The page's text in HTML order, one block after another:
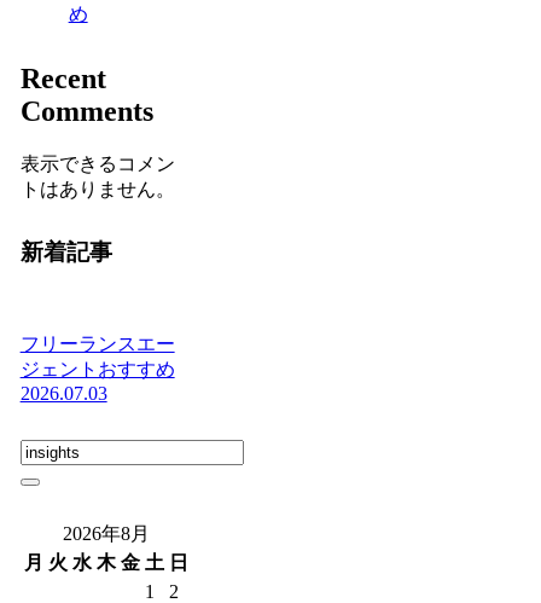
め
Recent
Comments
表示できるコメン
トはありません。
新着記事
フリーランスエー
ジェントおすすめ
2026.07.03
2026年8月
月 火 水 木 金 土 日
1
2